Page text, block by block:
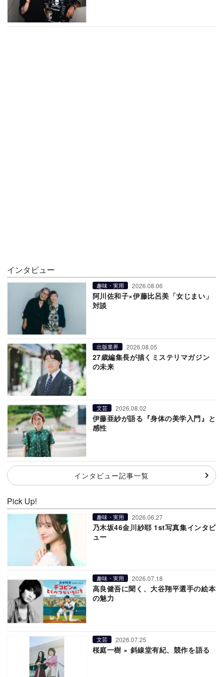
インタビュー
趣味・実用 2026.08.06
阿川佐和子×伊藤比呂美「女じまい」
対談
出版業界 2026.08.05
27歳編集長が描くミステリマガジン
の未来
文芸 2026.08.02
伊藤亜紗が語る『身体の美学入門』と
感性
インタビュー記事一覧
Pick Up!
趣味・実用 2026.06.27
乃木坂46金川紗耶 1st写真集インタビ
ュー
趣味・実用 2026.07.18
高良健吾に聞く、大谷翔平選手の絵本
の魅力
文芸 2026.07.25
桜庭一樹 × 斜線堂有紀、競作を語る